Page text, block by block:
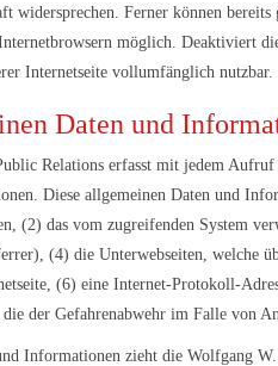
widersprechen. Ferner können
möglich. Deaktiviert
Internetseite vollumfänglich nutzbar.
Daten und
Relations erfasst mit jedem
Diese allgemeinen Daten und
(2) das vom zugreifenden System
(4) die Unterwebseiten, welche
(6) eine Internet-Protokoll-
der Gefahrenabwehr im Falle von
Informationen zieht die Wolfgang